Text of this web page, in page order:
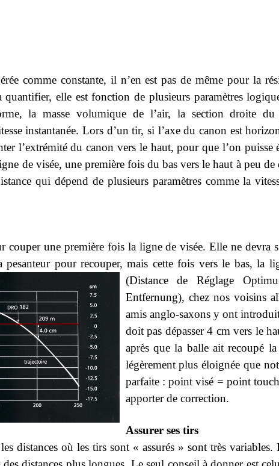
comme constante, il n’en est pas de même pour la
elle est fonction de plusieurs paramètres
la masse volumique de l’air, la section droite du
instantanée. Lors d’un tir, si l’axe du canon est
l’extrémité du canon vers le haut, pour que l’on puisse
de visée, une première fois du bas vers le haut à peu
qui dépend de plusieurs paramètres comme la
couper une première fois la ligne de visée. Elle ne devra
pesanteur pour recouper, mais cette fois vers le bas,
(Distance de Réglage
Entfernung), chez nos voisins
amis anglo-saxons y ont
doit pas dépasser 4 cm vers le
après que la balle ait recoupé
légèrement plus éloignée que
parfaite : point visé = point
apporter de correction.
Assurer ses tirs
distances où les tirs sont « assurés » sont très